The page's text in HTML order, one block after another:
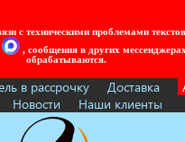
с техническими проблемами
, сообщения в других
обрабатываются.
в рассрочку Доставка
Новости Наши клиенты